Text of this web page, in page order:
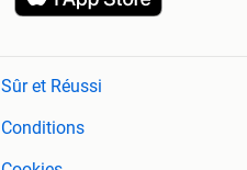
Sûr et Réussi
Conditions